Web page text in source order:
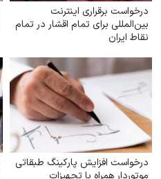
درخواست برقراری اینترنت
بین‌المللی برای تمام اقشار در تمام
نقاط ایران
درخواست افزایش پارکینگ طبقاتی
موتوردار همراه با تجهیزات